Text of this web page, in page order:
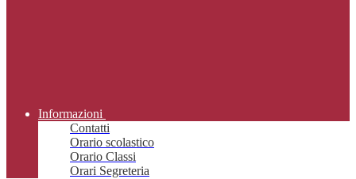
Informazioni
Contatti
Orario scolastico
Orario Classi
Orari Segreteria